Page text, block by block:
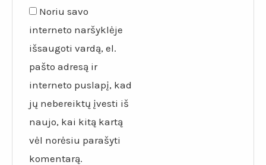
Noriu savo
interneto naršyklėje
išsaugoti vardą, el.
pašto adresą ir
interneto puslapį, kad
jų nebereiktų įvesti iš
naujo, kai kitą kartą
vėl norėsiu parašyti
komentarą.